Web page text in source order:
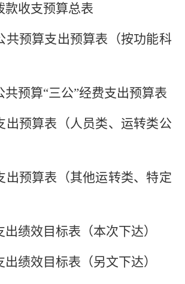
款收支预算总表
共预算支出预算表（按功能科
共预算“三公”经费支出预算表
出预算表 （人员类、运转类公
出预算表（其他运转类、特定
出绩效目标表（本次下达）
出绩效目标表（另文下达）